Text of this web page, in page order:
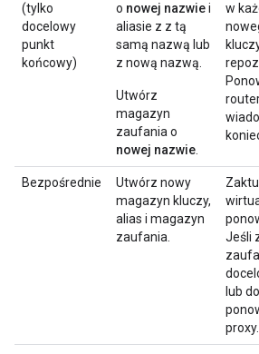
(tylko
docelowy
punkt
końcowy)
o nowej nazwiei
aliasie z z tą
samą nazwą lub
z nową nazwą.
Utwórz
magazyn
zaufania o
nowej nazwie
w
Bezpośrednie
Utwórz nowy
magazyn kluczy,
alias i magazyn
zaufania.
Jeśli
lub
proxy.